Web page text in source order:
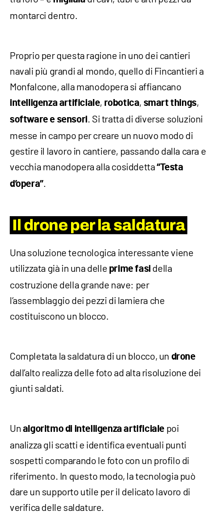
montarci dentro.
Proprio per questa ragione in uno dei cantieri
navali più grandi al mondo, quello di Fincantieri a
Monfalcone, alla manodopera si affiancano
intelligenza artificiale, robotica, smart things,
software e sensori. Si tratta di diverse soluzioni
messe in campo per creare un nuovo modo di
gestire il lavoro in cantiere, passando dalla cara e
vecchia manodopera alla cosiddetta“Testa
d’opera”.
Il drone per la saldatura
Una soluzione tecnologica interessante viene
utilizzata già in una delle prime fasi della
costruzione della grande nave: per
l’assemblaggio dei pezzi di lamiera che
costituiscono un blocco.
Completata la saldatura di un blocco, un drone
dall’alto realizza delle foto ad alta risoluzione dei
giunti saldati.
Un algoritmo di intelligenza artificiale poi
analizza gli scatti e identifica eventuali punti
sospetti comparando le foto con un profilo di
riferimento. In questo modo, la tecnologia può
dare un supporto utile per il delicato lavoro di
verifica delle saldature.